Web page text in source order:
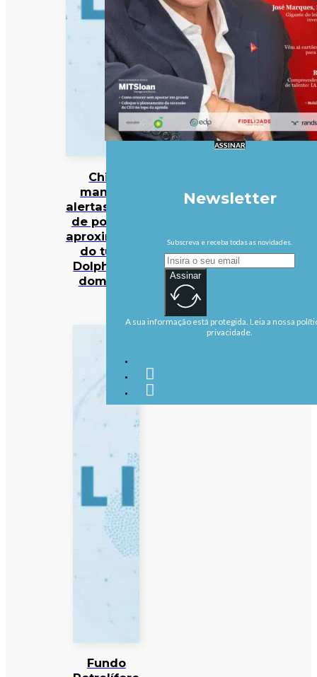
China
mantém
alertas antes
de possível
aproximação
do tufão
Dolphin no
domingo
Fundo
ASSINAR
Newsletter
Subscreva e receba todas as novidades.
Assinar
A sua informação está protegida. Leia a nossa
privacidade.